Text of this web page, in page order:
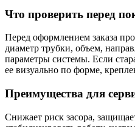
Что проверить перед
Перед оформлением заказа
диаметр трубки, объем,
параметры системы. Если
ее визуально по форме,
Преимущества для
Снижает риск засора,